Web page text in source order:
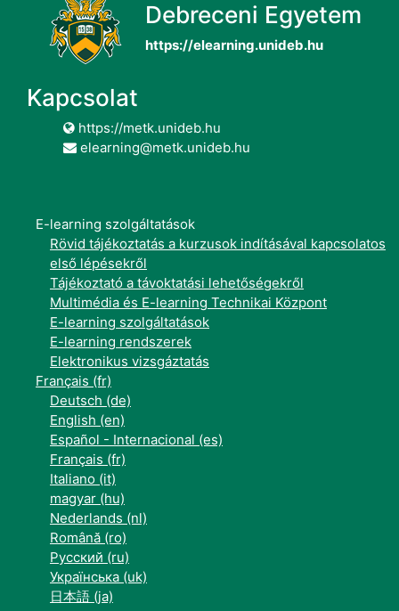
Debreceni Egyetem
https://elearning.unideb.hu
Kapcsolat
https://metk.unideb.hu
elearning@metk.unideb.hu
E-learning szolgáltatások
Rövid tájékoztatás a kurzusok indításával kapcsolatos
első lépésekről
Tájékoztató a távoktatási lehetőségekről
Multimédia és E-learning Technikai Központ
E-learning szolgáltatások
E-learning rendszerek
Elektronikus vizsgáztatás
Français ‎(fr)‎
Deutsch ‎(de)‎
English ‎(en)‎
Español - Internacional ‎(es)‎
Français ‎(fr)‎
Italiano ‎(it)‎
magyar ‎(hu)‎
Nederlands ‎(nl)‎
Română ‎(ro)‎
Русский ‎(ru)‎
Українська ‎(uk)‎
日本語 ‎(ja)‎